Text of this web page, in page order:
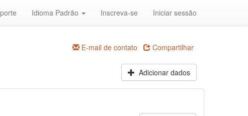
Idioma Padrão Inscreva-se Iniciar sessão
E-mail de contato Compartilhar
Adicionar dados